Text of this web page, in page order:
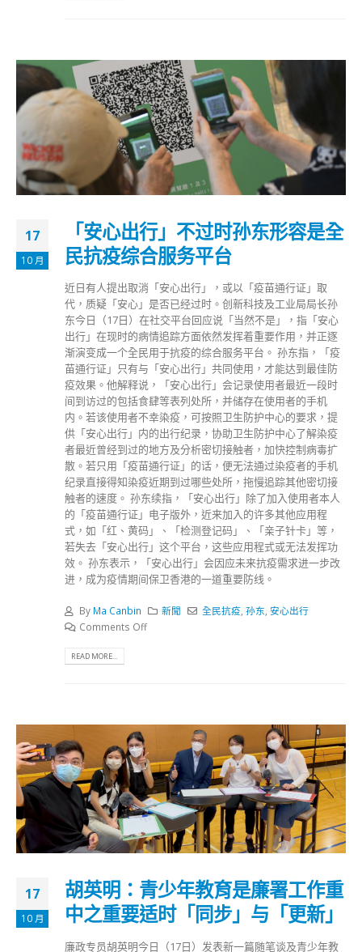
17
10 月
「安心出行」不过时孙东形容是全
民抗疫综合服务平台
近日有人提出取消「安心出行」，或以「疫苗通行证」取
代，质疑「安心」是否已经过时。创新科技及工业局局长孙
东今日（17日）在社交平台回应说「当然不是」，指「安心
出行」在现时的病情追踪方面依然发挥着重要作用，并正逐
渐演变成一个全民用于抗疫的综合服务平台。 孙东指，「疫
苗通行证」只有与「安心出行」共同使用，才能达到最佳防
疫效果。他解释说，「安心出行」会记录使用者最近一段时
间到访过的包括食肆等表列处所，并储存在使用者的手机
内。若该使用者不幸染疫，可按照卫生防护中心的要求，提
供「安心出行」内的出行纪录，协助卫生防护中心了解染疫
者最近曾经到过的地方及分析密切接触者，加快控制病毒扩
散。若只用「疫苗通行证」的话，便无法通过染疫者的手机
纪录直接得知染疫近期到过哪些处所，拖慢追踪其他密切接
触者的速度。 孙东续指，「安心出行」除了加入使用者本人
的「疫苗通行证」电子版外，近来加入的许多其他应用程
式，如「红、黄码」、「检测登记码」、「亲子针卡」等，
若失去「安心出行」这个平台，这些应用程式或无法发挥功
效。 孙东表示，「安心出行」会因应未来抗疫需求进一步改
进，成为疫情期间保卫香港的一道重要防线。
By Ma Canbin 新聞 全民抗疫 ,孙东 ,安心出行
Comments Off
READ MORE...
17
10 月
胡英明：青少年教育是廉署工作重
中之重要适时「同步」与「更新」
廉政专员胡英明今日（17日）发表新一篇随笔谈及青少年教